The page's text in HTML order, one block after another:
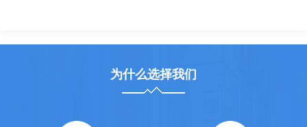
为什么选择我们